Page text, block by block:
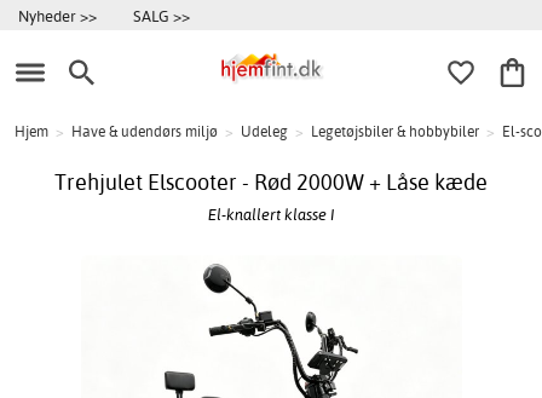
Nyheder >> SALG >>
Hjem > Have & udendørs miljø > Udeleg > Legetøjsbiler & hobbybiler > El-
Trehjulet Elscooter - Rød 2000W + Låse kæde
El-knallert klasse I